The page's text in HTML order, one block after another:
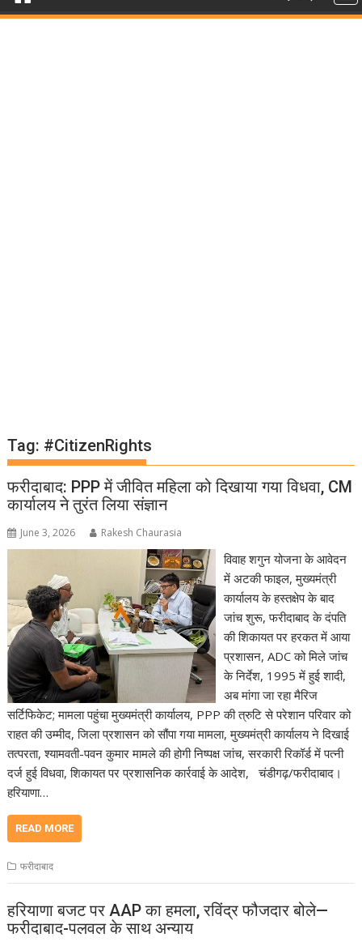
Tag: #CitizenRights
फरीदाबाद: PPP में जीवित महिला को दिखाया गया विधवा, CM
कार्यालय ने तुरंत लिया संज्ञान
June 3, 2026 Rakesh Chaurasia
विवाह शगुन योजना के आवेदन
में अटकी फाइल, मुख्यमंत्री
कार्यालय के हस्तक्षेप के बाद
जांच शुरू, फरीदाबाद के दंपति
की शिकायत पर हरकत में आया
प्रशासन, ADC को मिले जांच
के निर्देश, 1995 में हुई शादी,
अब मांगा जा रहा मैरिज
सर्टिफिकेट; मामला पहुंचा मुख्यमंत्री कार्यालय, PPP की त्रुटि से परेशान परिवार को
राहत की उम्मीद, जिला प्रशासन को सौंपा गया मामला, मुख्यमंत्री कार्यालय ने दिखाई
तत्परता, श्यामवती-पवन कुमार मामले की होगी निष्पक्ष जांच, सरकारी रिकॉर्ड में पत्नी
दर्ज हुई विधवा, शिकायत पर प्रशासनिक कार्रवाई के आदेश, चंडीगढ़/फरीदाबाद।
हरियाणा…
READ MORE
फरीदाबाद
हरियाणा बजट पर AAP का हमला, रविंद्र फौजदार बोले—
फरीदाबाद-पलवल के साथ अन्याय